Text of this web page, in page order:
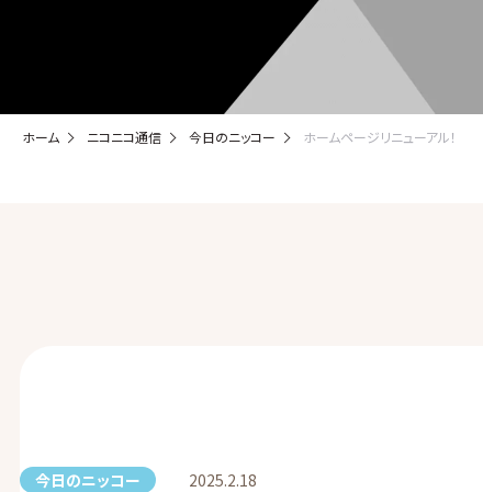
ホーム ニコニコ通信 今日のニッコー ホームページリニューアル！
今日のニッコー 2025.2.18